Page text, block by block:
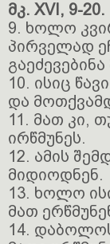
მკ. XVI, 9-20.
9. ხოლო
პირველად
10. ისიც
და
11. მათ კი,
ირწმუნეს.
12. ამის
მიდიოდნენ.
13. ხოლო
მათ
14.